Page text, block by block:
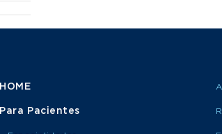
HOME
Para Pacientes